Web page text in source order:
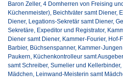
Baron Zeller, 4 Domherren von Freising
Küchenmeister), Beichtväter samt Diener,
Diener, Legations-Sekretär samt Diener,
Sekretäre, Expeditor und Registrator,
Diener samt Diener, Kammer-Fourier,
Barbier, Büchsenspanner, Kammer-
Paukern, Küchenkontrolleur samt
samt Schreiber, Sumelier und
Mädchen, Leinwand-Meisterin samt